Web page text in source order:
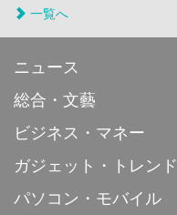
一覧へ
ニュース
総合・文藝
ビジネス・マネー
ガジェット・トレンド
パソコン・モバイル